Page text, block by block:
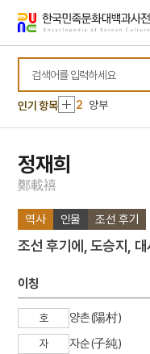
바로가기
바로가기
인기 항목
10 부동산실명제
1 대정실업친목회
2 양부
3 익종
7
류상운 약재집
8
마패
10 부동산실명제
1 대정실업친목회
2 양부
정재희
鄭載禧
역사 인물 조선 후기
조선 후기에, 도승지,
이칭
호 양촌(陽村)
자 자순(子純)